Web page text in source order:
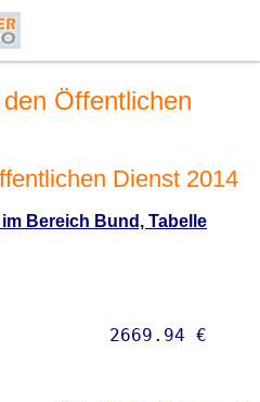
Öffentlichen
Dienst 2014
Bereich Bund, Tabelle